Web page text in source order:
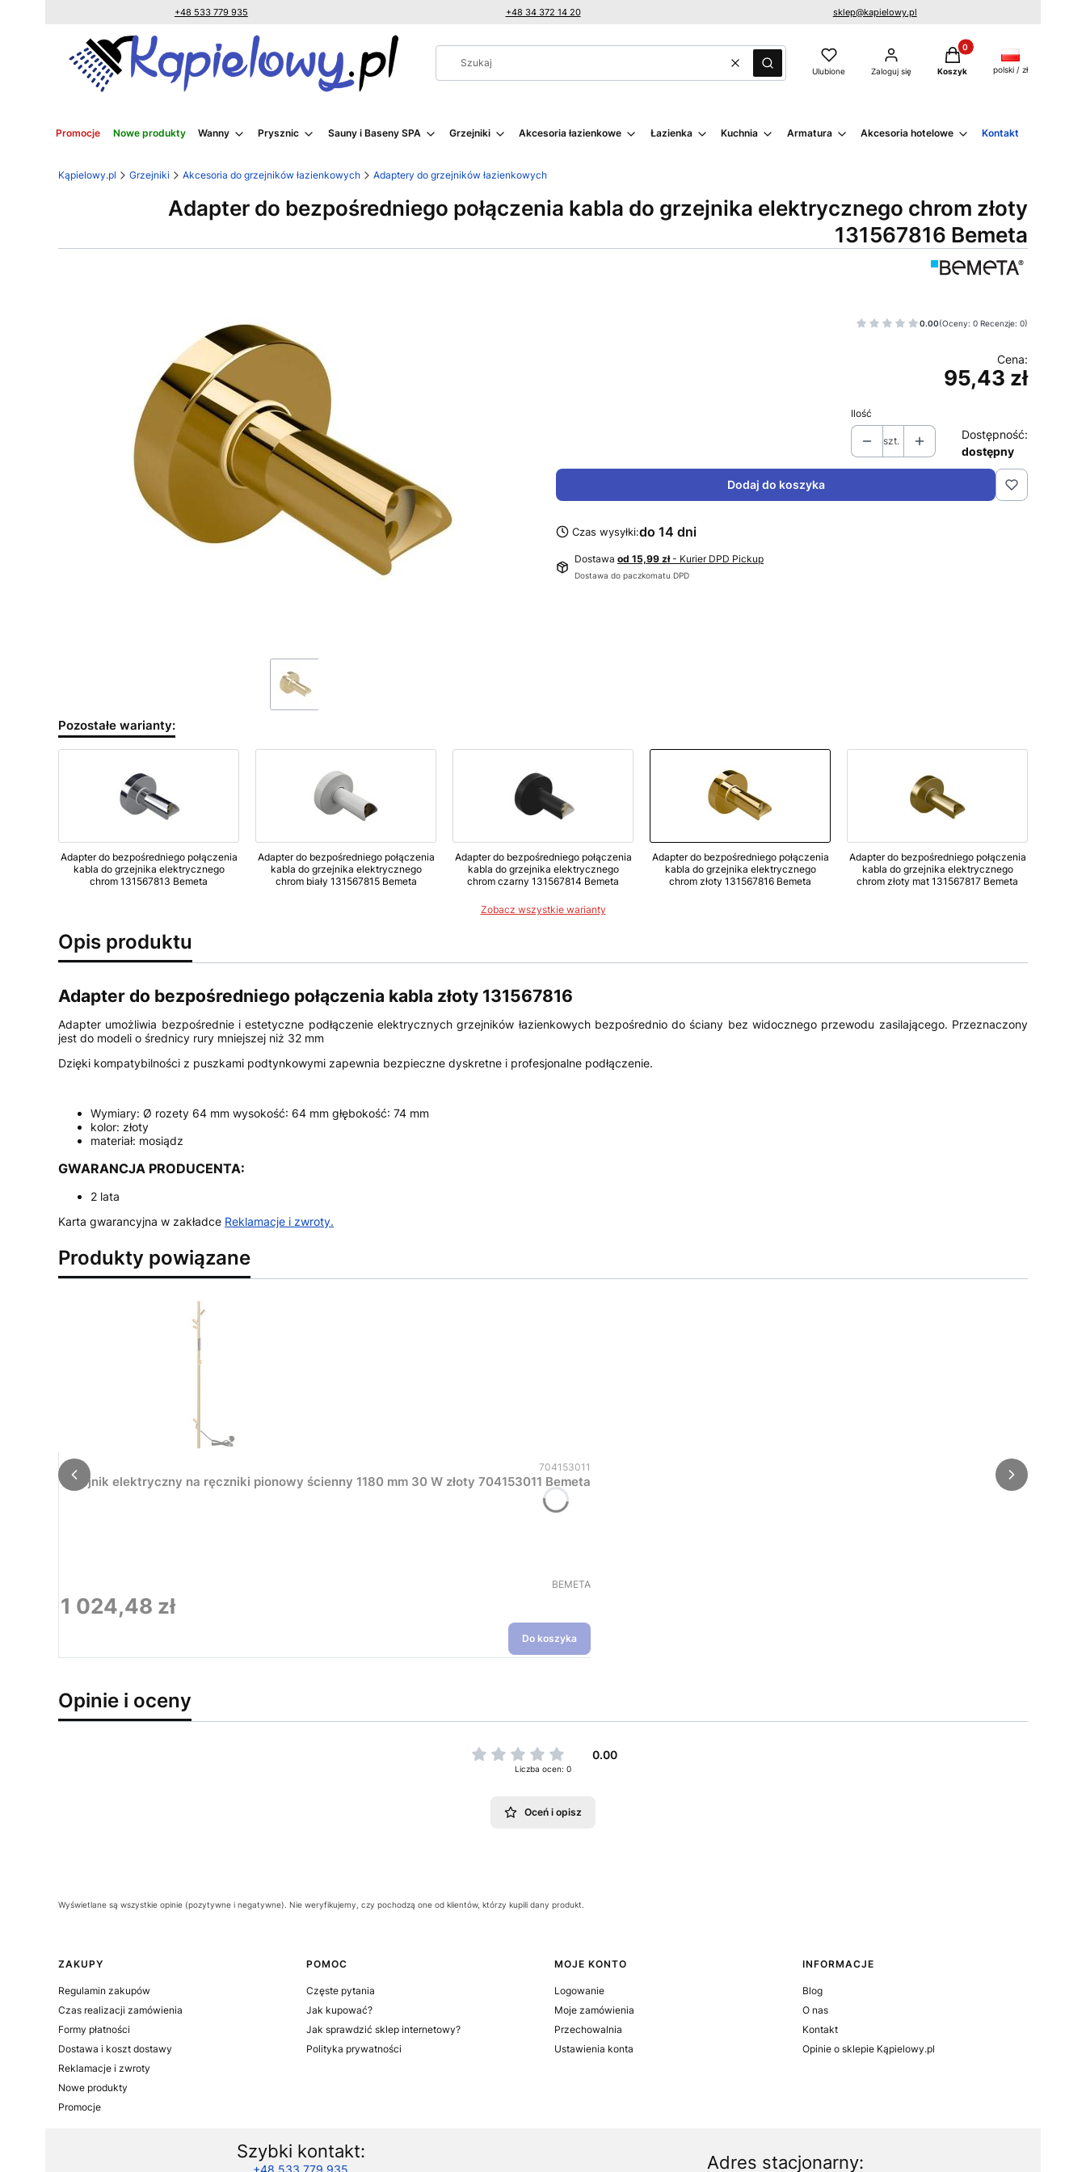
+48 533 779 935 +48 34 372 14 20 sklep@kapielowy.pl
WyczyśćSzukaj Ulubione Zaloguj się
Produkty w koszyku: 0.
Koszyk polski / zł
Promocje Nowe produkty Wanny Prysznic Sauny i Baseny SPA Grzejniki Akcesoria łazienkowe Łazienka Kuchnia Armatura Akcesoria hotelowe Kontakt
Kąpielowy.pl Grzejniki Akcesoria do grzejników łazienkowych Adaptery do grzejników łazienkowych
Adapter do bezpośredniego połączenia kabla do grzejnika elektrycznego chrom złoty
131567816 Bemeta
0.00(Oceny: 0 Recenzje: 0)
Cena
95,43 zł
Ilość
szt.
Dostępność:
dostępny
Dodaj do koszyka
Czas wysyłki:do 14 dni
Dostawa od 15,99 zł- Kurier DPD Pickup
Dostawa do paczkomatu DPD
Pozostałe warianty:
Adapter do bezpośredniego połączenia
kabla do grzejnika elektrycznego
chrom 131567813 Bemeta
Adapter do bezpośredniego połączenia
kabla do grzejnika elektrycznego
chrom biały 131567815 Bemeta
Adapter do bezpośredniego połączenia
kabla do grzejnika elektrycznego
chrom czarny 131567814 Bemeta
Adapter do bezpośredniego połączenia
kabla do grzejnika elektrycznego
chrom złoty 131567816 Bemeta
Adapter do bezpośredniego połączenia
kabla do grzejnika elektrycznego
chrom złoty mat 131567817 Bemeta
Zobacz wszystkie warianty
Opis produktu
Adapter do bezpośredniego połączenia kabla złoty 131567816
Adapter umożliwia bezpośrednie i estetyczne podłączenie elektrycznych grzejników łazienkowych bezpośrednio do ściany bez widocznego przewodu zasilającego. Przeznaczony
jest do modeli o średnicy rury mniejszej niż 32 mm
Dzięki kompatybilności z puszkami podtynkowymi zapewnia bezpieczne dyskretne i profesjonalne podłączenie.
Wymiary: Ø rozety 64 mm wysokość: 64 mm głębokość: 74 mm
kolor: złoty
materiał: mosiądz
GWARANCJA PRODUCENTA:
2 lata
Karta gwarancyjna w zakładce Reklamacje i zwroty.
Produkty powiązane
Kod produktu
704153011
Grzejnik elektryczny na ręczniki pionowy ścienny 1180 mm 30 W złoty 704153011 Bemeta
PRODUCENT
BEMETA
Cena
1 024,48 zł
Do koszyka
Opinie i oceny
0.00
Liczba ocen: 0
Oceń i opisz
Wyświetlane są wszystkie opinie (pozytywne i negatywne). Nie weryfikujemy, czy pochodzą one od klientów, którzy kupili dany produkt.
Linki w stopce
ZAKUPY
Regulamin zakupów
Czas realizacji zamówienia
Formy płatności
Dostawa i koszt dostawy
Reklamacje i zwroty
Nowe produkty
Promocje
POMOC
Częste pytania
Jak kupować?
Jak sprawdzić sklep internetowy?
Polityka prywatności
MOJE KONTO
Logowanie
Moje zamówienia
Przechowalnia
Ustawienia konta
INFORMACJE
Blog
O nas
Kontakt
Opinie o sklepie Kąpielowy.pl
Szybki kontakt:
Adres stacjonarny: